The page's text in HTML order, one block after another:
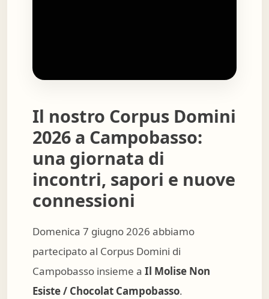
Il nostro Corpus Domini
2026 a Campobasso:
una giornata di
incontri, sapori e nuove
connessioni
Domenica 7 giugno 2026 abbiamo
partecipato al Corpus Domini di
Campobasso insieme a Il Molise Non
Esiste / Chocolat Campobasso.